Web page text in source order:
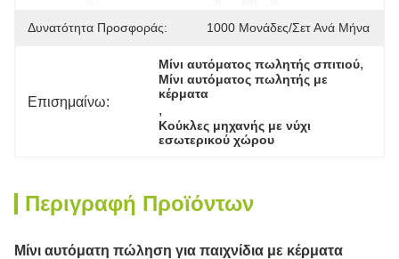
Δυνατότητα Προσφοράς: 1000 Μονάδες/σετ Ανά Μήνα
Επισημαίνω:
Μίνι αυτόματος πωλητής σπιτιού,
Μίνι αυτόματος πωλητής με
κέρματα
,
Κούκλες μηχανής με νύχι
εσωτερικού χώρου
Περιγραφή Προϊόντων
Μίνι αυτόματη πώληση για παιχνίδια με κέρματα